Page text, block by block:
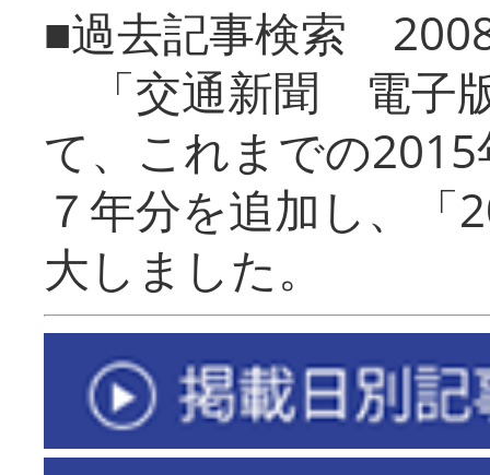
■過去記事検索
「交通新聞 電子
て、これまでの
７年分を追加し、「
大しまし